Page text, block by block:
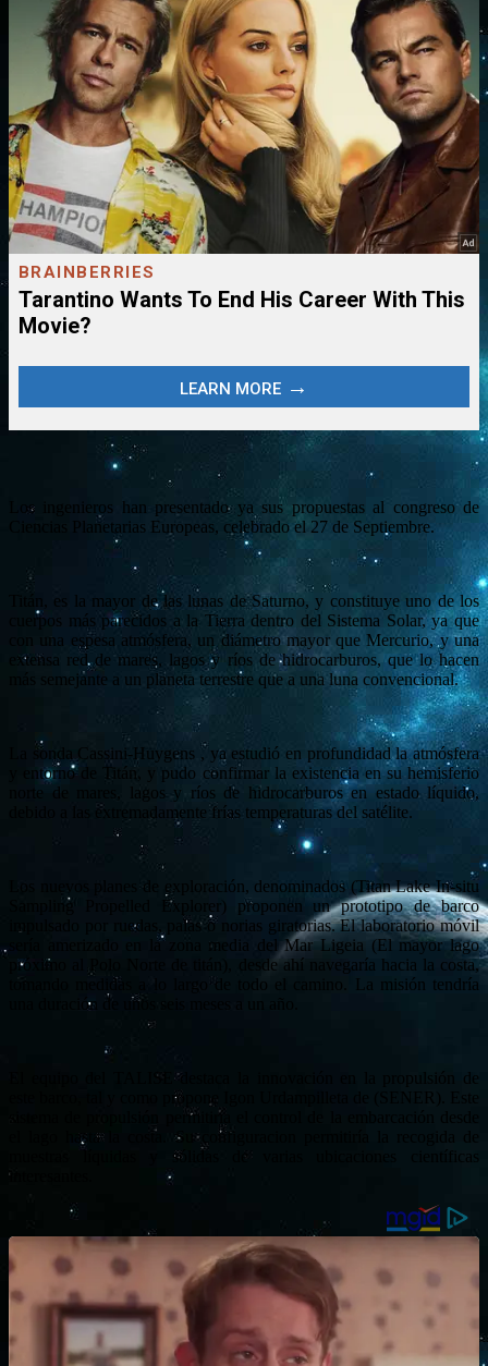
Los ingenieros han presentado ya sus propuestas al congreso de
Ciencias Planetarias Europeas, celebrado el 27 de Septiembre.
Titán, es la mayor de las lunas de Saturno, y constituye uno de los
cuerpos más parecidos a la Tierra dentro del Sistema Solar, ya que
con una espesa atmósfera, un diámetro mayor que Mercurio, y una
extensa red de mares, lagos y ríos de hidrocarburos, que lo hacen
más semejante a un planeta terrestre que a una luna convencional.
La sonda Cassini-Huygens , ya estudió en profundidad la atmósfera
y entorno de Titán, y pudo confirmar la existencia en su hemisferio
norte de mares, lagos y ríos de hidrocarburos en estado líquido,
debido a las extremadamente frías temperaturas del satélite.
Los nuevos planes de exploración, denominados (Titan Lake In-situ
Sampling Propelled Explorer) proponen un prototipo de barco
impulsado por ruedas, palas o norias giratorias. El laboratorio móvil
sería amerizado en la zona media del Mar Ligeia (El mayor lago
próximo al Polo Norte de titán), desde ahí navegaría hacia la costa,
tomando medidas a lo largo de todo el camino. La misión tendría
una duración de unos seis meses a un año.
El equipo del TALISE destaca la innovación en la propulsión de
este barco, tal y como propone Igon Urdampilleta de (SENER). Este
sistema de propulsión permitiría el control de la embarcación desde
el lago hasta la costa. Su configuracion permitiría la recogida de
muestras líquidas y sólidas de varias ubicaciones científicas
interesantes.